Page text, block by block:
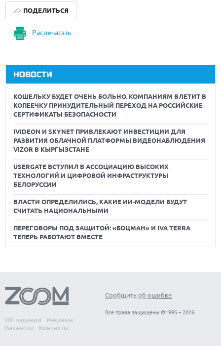
Распечатать
ПОДЕЛИТЬСЯ
НОВОСТИ
КОШЕЛЬКУ БУДЕТ ОЧЕНЬ БОЛЬНО. КОМПАНИЯМ ВЛЕТИТ В
КОПЕЕЧКУ ПРИНУДИТЕЛЬНЫЙ ПЕРЕХОД НА РОССИЙСКИЕ
СЕРТИФИКАТЫ БЕЗОПАСНОСТИ
IVIDEON И SKYNET ПРИВЛЕКАЮТ ИНВЕСТИЦИИ ДЛЯ
РАЗВИТИЯ ОБЛАЧНОЙ ПЛАТФОРМЫ ВИДЕОНАБЛЮДЕНИЯ
VIZOR В КЫРГЫЗСТАНЕ
USERGATE ВСТУПИЛ В АССОЦИАЦИЮ ВЫСОКИХ
ТЕХНОЛОГИЙ И ЦИФРОВОЙ ИНФРАСТРУКТУРЫ
БЕЛОРУССИИ
ВЛАСТИ ОПРЕДЕЛИЛИСЬ, КАКИЕ ИИ-МОДЕЛИ БУДУТ
СЧИТАТЬ НАЦИОНАЛЬНЫМИ
ПЕРЕГОВОРЫ ПОД ЗАЩИТОЙ: «БОЦМАН» И IVA TERRA
ТЕПЕРЬ РАБОТАЮТ ВМЕСТЕ
Об издании
Реклама
Вакансии
Контакты
Сообщить об ошибке
Все права защищены ©1995 – 2026